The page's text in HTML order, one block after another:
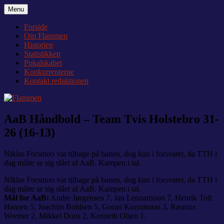
Videre
til
indhold
Flammen
Nyheder og debat om Team Tvis Holstebro
Menu
Forside
Om Flammen
Historien
Statistikken
Pokalskabet
Konkurrenterne
Kontakt redaktionen
AaB Håndbold – Team Tvis Holstebro 31-
26 (16-13)
Niklas Forsmoo var tilbage på banen, dog kun i forsvaret, da TTH i
dag måtte se sig slået af AaB. Kampen i tal.
Niklas Forsmoo var tilbage på banen, dog kun i forsvaret, da TTH i
dag måtte se sig slået af AaB. Kampen i tal.
Mål for AaB: Andre Jørgensen 7, Jan Lennartsson 7, Henrik Toft
Hansen 5, Joachim Boldsen 5, Goran Kozomoras 3, Rasmus
Wremer 2, Mikkel Dons 2, Kenneth Olsen 1.